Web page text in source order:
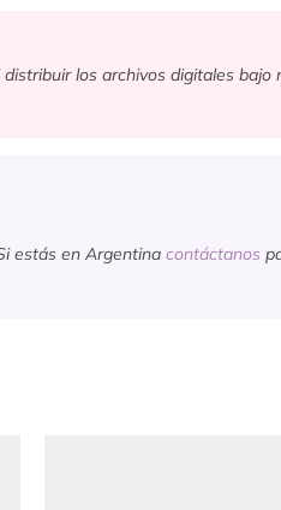
los archivos digitales bajo
estás en Argentina contáctanos